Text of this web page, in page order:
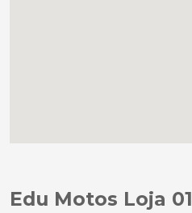
Edu Motos Loja 01